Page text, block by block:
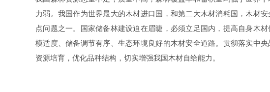
力弱。我国作为世界最大的木材进口国，和第二大木材消耗国，木材
点问题之一。国家储备林建设迫在眉睫，必须立足国内，提高自身木
模适度、储备调节有序、生态环境良好的木材安全道路。贯彻落实中
资源培育，优化品种结构，切实增强我国木材自给能力。